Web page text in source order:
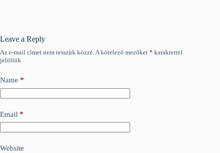
Leave a Reply
Az e-mail címet nem tesszük közzé.A kötelező mezőket * karakterrel
jelöltük
Name *
Email *
Website